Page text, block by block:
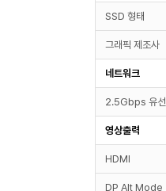
SSD 형태
그래픽 제조사
네트워크
2.5Gbps 유선
영상출력
HDMI
DP Alt Mode